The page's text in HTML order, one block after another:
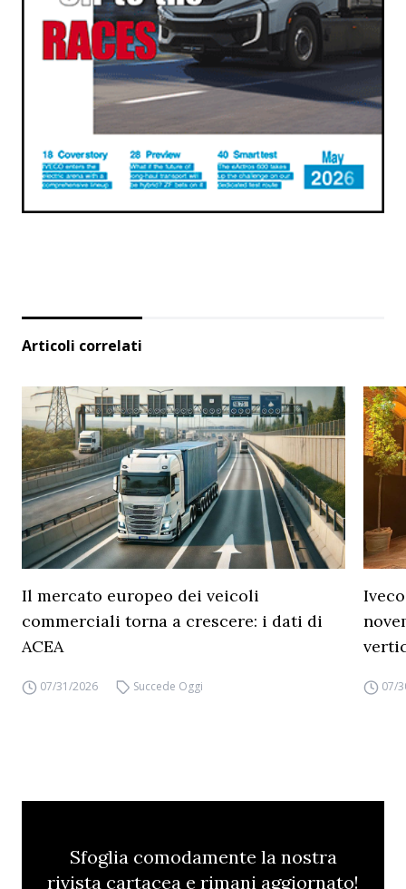
Articoli correlati
Il mercato europeo dei veicoli
commerciali torna a crescere: i dati di
ACEA
07/31/2026 Succede Oggi 07/
Sfoglia comodamente la nostra
rivista cartacea e rimani aggiornato!